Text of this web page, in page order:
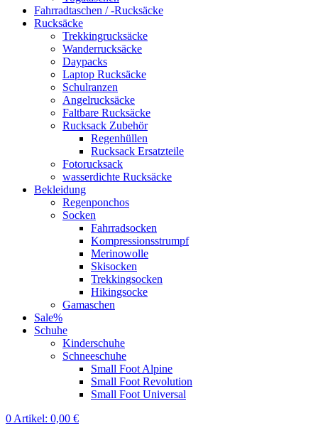
Fahrradtaschen / -Rucksäcke
Rucksäcke
Trekkingrucksäcke
Wanderrucksäcke
Daypacks
Laptop Rucksäcke
Schulranzen
Angelrucksäcke
Faltbare Rucksäcke
Rucksack Zubehör
Regenhüllen
Rucksack Ersatzteile
Fotorucksack
wasserdichte Rucksäcke
Bekleidung
Regenponchos
Socken
Fahrradsocken
Kompressionsstrumpf
Merinowolle
Skisocken
Trekkingsocken
Hikingsocke
Gamaschen
Sale%
Schuhe
Kinderschuhe
Schneeschuhe
Small Foot Alpine
Small Foot Revolution
Small Foot Universal
0 Artikel: 0,00 €